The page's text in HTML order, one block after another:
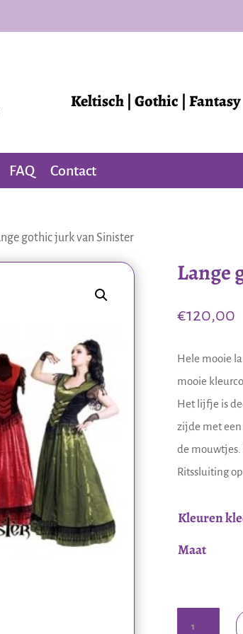
Keltisch | Gothic | Fantasy
FAQ Contact
gothic jurk van Sinister
Lange
€120,00
Hele mooie
mooie
Het lijfje is
zijde met
de mouwtjes.
Ritssluiting
Kleuren
Maat